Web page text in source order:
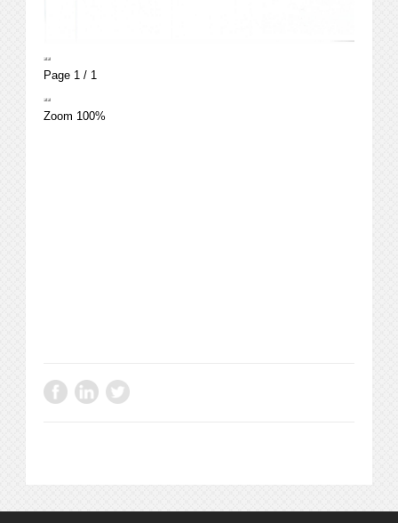
Page 1 / 1
Zoom 100%